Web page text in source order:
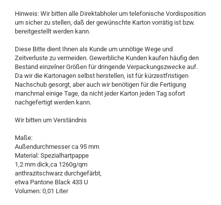
Hinweis: Wir bitten alle Direktabholer um telefonische Vordisposition
um sicher zu stellen, daß der gewünschte Karton vorrätig ist bzw.
bereitgestellt werden kann.
Diese Bitte dient Ihnen als Kunde um unnötige Wege und
Zeitverluste zu vermeiden. Gewerbliche Kunden kaufen häufig den
Bestand einzelner Größen für dringende Verpackungszwecke auf.
Da wir die Kartonagen selbst herstellen, ist für kürzestfristigen
Nachschub gesorgt, aber auch wir benötigen für die Fertigung
manchmal einige Tage, da nicht jeder Karton jeden Tag sofort
nachgefertigt werden kann.
Wir bitten um Verständnis
Maße:
Außendurchmesser ca 95 mm
Material: Spezialhartpappe
1,2 mm dick,ca 1260g/qm
anthrazitschwarz durchgefärbt,
etwa Pantone Black 433 U
Volumen: 0,01 Liter